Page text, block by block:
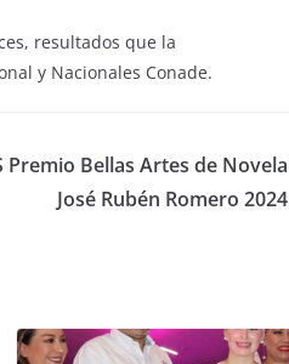
resultados que la
y Nacionales Conade.
Premio Bellas Artes de Novela
José Rubén Romero 2024